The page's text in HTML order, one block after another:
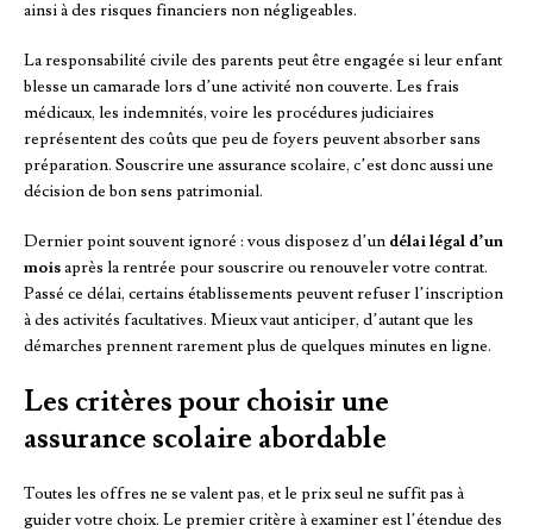
ainsi à des risques financiers non négligeables.
La responsabilité civile des parents peut être engagée si leur enfant
blesse un camarade lors d’une activité non couverte. Les frais
médicaux, les indemnités, voire les procédures judiciaires
représentent des coûts que peu de foyers peuvent absorber sans
préparation. Souscrire une assurance scolaire, c’est donc aussi une
décision de bon sens patrimonial.
Dernier point souvent ignoré : vous disposez d’un délai légal d’un
moisaprès la rentrée pour souscrire ou renouveler votre contrat.
Passé ce délai, certains établissements peuvent refuser l’inscription
à des activités facultatives. Mieux vaut anticiper, d’autant que les
démarches prennent rarement plus de quelques minutes en ligne.
Les critères pour choisir une
assurance scolaire abordable
Toutes les offres ne se valent pas, et le prix seul ne suffit pas à
guider votre choix. Le premier critère à examiner est l’étendue des